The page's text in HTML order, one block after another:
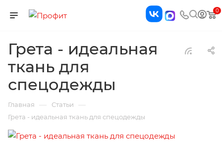
0
Грета - идеальная
ткань для
спецодежды
Главная — Статьи —
Грета - идеальная ткань для спецодежды